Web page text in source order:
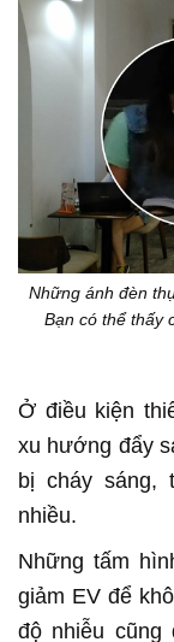
Những ánh đèn
Bạn có thể thấy
Ở điều kiện
xu hướng đẩy
bị cháy sáng,
nhiều.
Những tấm
giảm EV để
độ nhiễu